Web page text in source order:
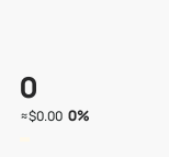
0
≈$0.00 0%